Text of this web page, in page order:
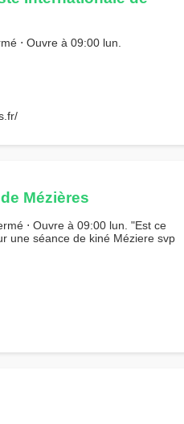
⋅ Ouvre à 09:00 lun.
Mézières
⋅ Ouvre à 09:00 lun. "Est ce
une séance de kiné Méziere svp